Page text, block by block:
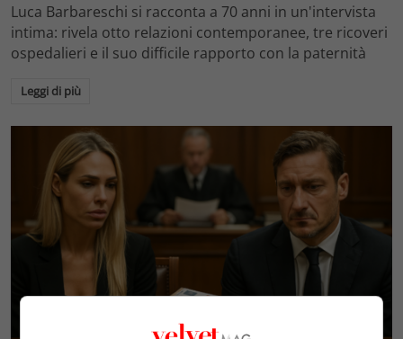
Luca Barbareschi si racconta a 70 anni in un'intervista
intima: rivela otto relazioni contemporanee, tre ricoveri
ospedalieri e il suo difficile rapporto con la paternità
Leggi di più